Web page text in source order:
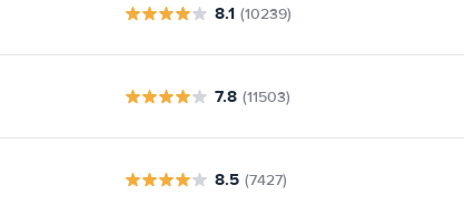
8.1 (10239)
7.8 (11503)
8.5 (7427)